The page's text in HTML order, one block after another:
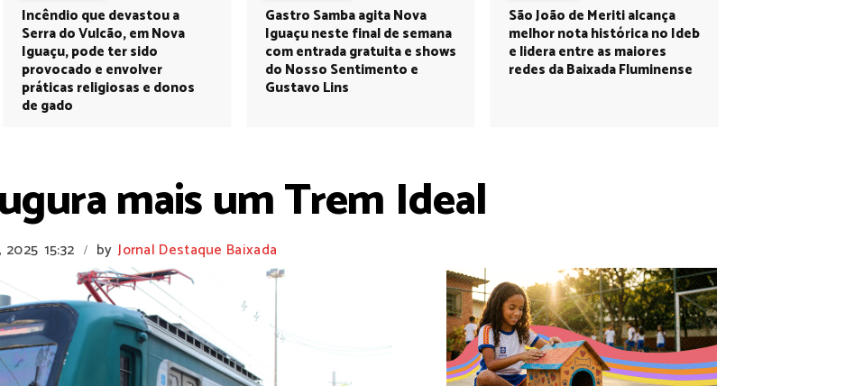
Incêndio que devastou a
Serra do Vulcão, em Nova
Iguaçu, pode ter sido
provocado e envolver
práticas religiosas e donos
de gado
Gastro Samba agita Nova
Iguaçu neste final de semana
com entrada gratuita e shows
do Nosso Sentimento e
Gustavo Lins
São João de Meriti alcança
melhor nota histórica no Ideb
e lidera entre as maiores
redes da Baixada Fluminense
mais um Trem Ideal
2025 15:32 / by Jornal Destaque Baixada